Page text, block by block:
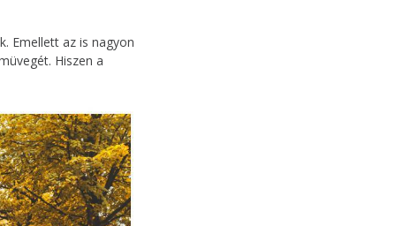
Emellett az is nagyon
Hiszen a